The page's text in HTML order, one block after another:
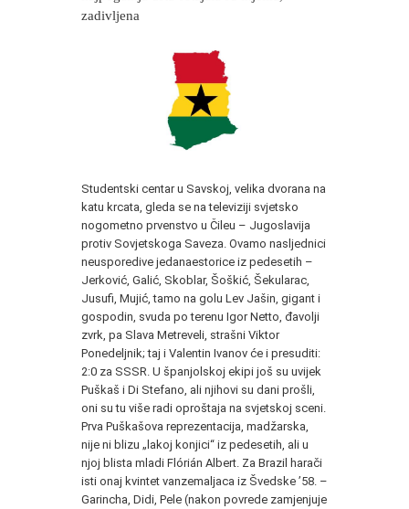
zadivljena
Studentski centar u Savskoj, velika dvorana na
katu krcata, gleda se na televiziji svjetsko
nogometno prvenstvo u Čileu – Jugoslavija
protiv Sovjetskoga Saveza. Ovamo nasljednici
neusporedive jedanaestorice iz pedesetih –
Jerković, Galić, Skoblar, Šoškić, Šekularac,
Jusufi, Mujić, tamo na golu Lev Jašin, gigant i
gospodin, svuda po terenu Igor Netto, đavolji
zvrk, pa Slava Metreveli, strašni Viktor
Ponedeljnik; taj i Valentin Ivanov će i presuditi:
2:0 za SSSR. U španjolskoj ekipi još su uvijek
Puškaš i Di Stefano, ali njihovi su dani prošli,
oni su tu više radi oproštaja na svjetskoj sceni.
Prva Puškašova reprezentacija, madžarska,
nije ni blizu „lakoj konjici“ iz pedesetih, ali u
njoj blista mladi Flórián Albert. Za Brazil harači
isti onaj kvintet vanzemaljaca iz Švedske ʼ58. –
Garincha, Didi, Pele (nakon povrede zamjenjuje